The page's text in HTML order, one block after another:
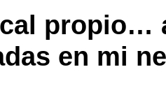
propio…
en mi